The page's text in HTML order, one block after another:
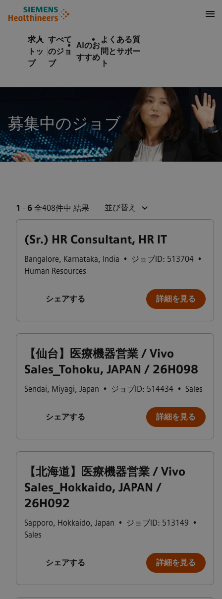
ンツへスキップ
ーへスキップ
求人
トッ
プ
すべて
のジョ
ブ
AIのお
すすめ
よくある質
問とサポー
ト
募集中のジョブ
1 - 6 全408件中 結果 並び替え
(Sr.) HR Consultant, HR IT
Bangalore, Karnataka, India • ジョブID: 513704 •
Human Resources
シェアする 詳細を見る
【仙台】医療機器営業 / Vivo
Sales_Tohoku, JAPAN / 26H098
Sendai, Miyagi, Japan • ジョブID: 514434 • Sales
シェアする 詳細を見る
【北海道】医療機器営業 / Vivo
Sales_Hokkaido, JAPAN /
26H092
Sapporo, Hokkaido, Japan • ジョブID: 513149 •
Sales
シェアする 詳細を見る